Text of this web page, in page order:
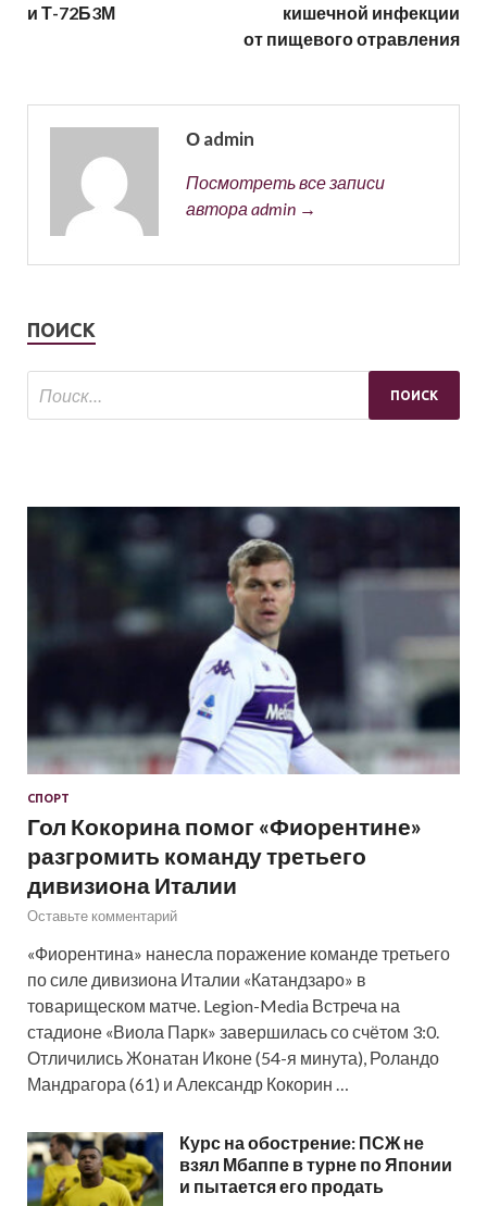
и Т-72Б3М
кишечной инфекции
от пищевого отравления
О admin
Посмотреть все записи
автора admin →
ПОИСК
СПОРТ
Гол Кокорина помог «Фиорентине»
разгромить команду третьего
дивизиона Италии
Оставьте комментарий
«Фиорентина» нанесла поражение команде третьего
по силе дивизиона Италии «Катандзаро» в
товарищеском матче. Legion-Media Встреча на
стадионе «Виола Парк» завершилась со счётом 3:0.
Отличились Жонатан Иконе (54-я минута), Роландо
Мандрагора (61) и Александр Кокорин …
Курс на обострение: ПСЖ не
взял Мбаппе в турне по Японии
и пытается его продать